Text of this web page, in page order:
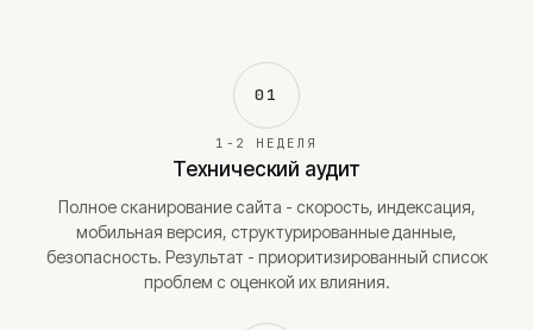
01
1-2 НЕДЕЛЯ
Технический аудит
Полное сканирование сайта - скорость, индексация,
мобильная версия, структурированные данные,
безопасность. Результат - приоритизированный список
проблем с оценкой их влияния.